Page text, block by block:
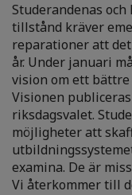
Studerandenas
tillstånd kräver
reparationer att
år. Under januari
vision om ett
Visionen
riksdagsvalet.
möjligheter att
examina. De är
Vi återkommer till